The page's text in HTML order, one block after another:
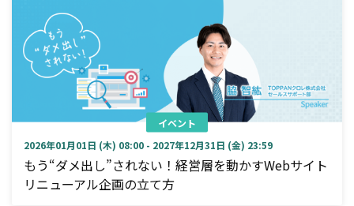
イベント
2026年01月01日 (木) 08:00 - 2027年12月31日 (金) 23:59
もう“ダメ出し”されない！経営層を動かすWebサイト
リニューアル企画の立て方